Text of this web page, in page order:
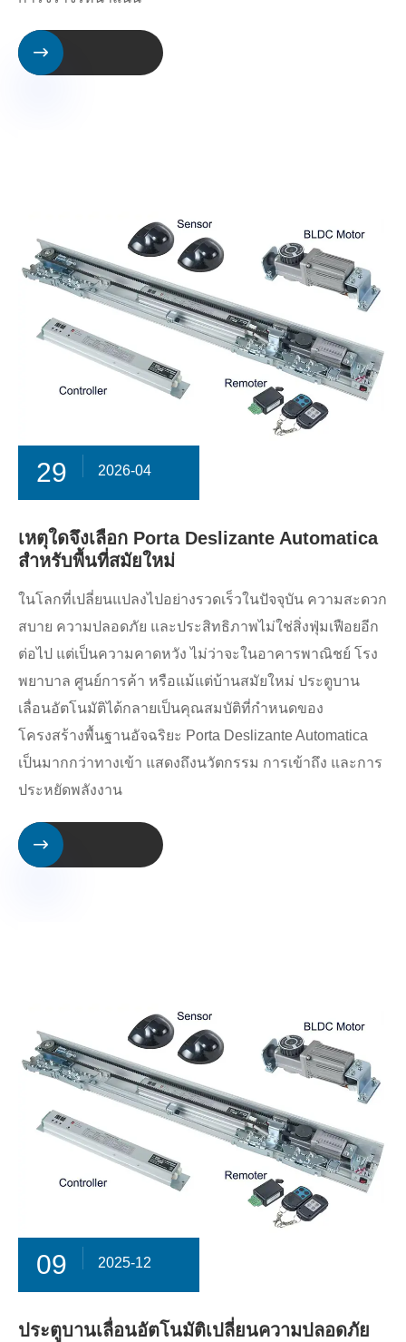

29 2026-04
เหตุใดจึงเลือก Porta Deslizante Automatica
สำหรับพื้นที่สมัยใหม่
​ในโลกที่เปลี่ยนแปลงไปอย่างรวดเร็วในปัจจุบัน ความสะดวก
สบาย ความปลอดภัย และประสิทธิภาพไม่ใช่สิ่งฟุ่มเฟือยอีก
ต่อไป แต่เป็นความคาดหวัง ไม่ว่าจะในอาคารพาณิชย์ โรง
พยาบาล ศูนย์การค้า หรือแม้แต่บ้านสมัยใหม่ ประตูบาน
เลื่อนอัตโนมัติได้กลายเป็นคุณสมบัติที่กำหนดของ
โครงสร้างพื้นฐานอัจฉริยะ Porta Deslizante Automatica
เป็นมากกว่าทางเข้า แสดงถึงนวัตกรรม การเข้าถึง และการ
ประหยัดพลังงาน

09 2025-12
ประตูบานเลื่อนอัตโนมัติเปลี่ยนความปลอดภัย